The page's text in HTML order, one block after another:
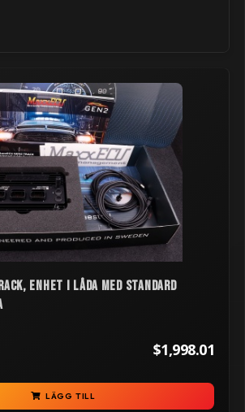
enhet i låda med standard
$1,998.01
LÄGG TILL